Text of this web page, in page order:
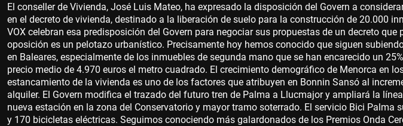
El conseller de Vivienda, José Luis Mateo, ha expresado la disposición del Govern a
en el decreto de vivienda, destinado a la liberación de suelo para la construcción de 20.000
VOX celebran esa predisposición del Govern para negociar sus propuestas de un decreto que
oposición es un pelotazo urbanístico. Precisamente hoy hemos conocido que siguen
en Baleares, especialmente de los inmuebles de segunda mano que se han encarecido un
precio medio de 4.970 euros el metro cuadrado. El crecimiento demográfico de Menorca en
estancamiento de la vivienda es uno de los factores que atribuyen en Bonnin Sansó al
alquiler. El Govern modifica el trazado del futuro tren de Palma a Llucmajor y ampliará la
nueva estación en la zona del Conservatorio y mayor tramo soterrado. El servicio Bici Palma
y 170 bicicletas eléctricas. Seguimos conociendo más galardonados de los Premios Onda